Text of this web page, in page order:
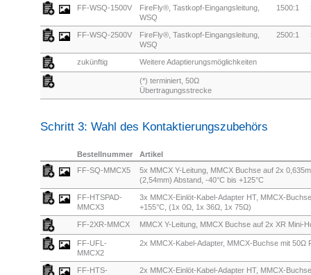
FF-WSQ-1500V
FireFly®, Tastkopf-Eingangsleitung,
WSQ
1500:1
FF-WSQ-2500V
FireFly®, Tastkopf-Eingangsleitung,
WSQ
2500:1
zukünftig Weitere Adaptierungsmöglichkeiten
(*) terminiert, 50Ω
Übertragungsstrecke
Schritt 3: Wahl des Kontaktierungszubehörs
Bestellnummer
Artikel
FF-SQ-MMCX5
5x MMCX Y-Leitung, MMCX Buchse auf 2x
(2,54mm) Abstand, -40°C bis +125°C
FF-HTSPAD-
MMCX3
3x MMCX-Einlöt-Kabel-Adapter HT, MMCX-
+155°C, (1x 0Ω, 1x 36Ω, 1x 75Ω)
FF-2XR-MMCX MMCX Y-Leitung, MMCX Buchse auf 2x XR Mini-
FF-UFL-
MMCX2
2x MMCX-Kabel-Adapter, MMCX-Buchse mit 50Ω
FF-HTS-
2x MMCX-Einlöt-Kabel-Adapter HT, MMCX-